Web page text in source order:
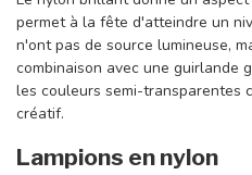
permet à la fête d'atteindre un
n'ont pas de source lumineuse,
combinaison avec une guirlande
les couleurs semi-transparentes
créatif.
Lampions en nylon